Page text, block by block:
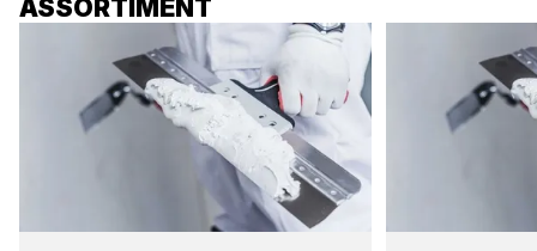
ASSORTIMENT